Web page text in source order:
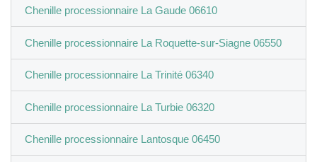
Chenille processionnaire La Gaude 06610
Chenille processionnaire La Roquette-sur-Siagne 06550
Chenille processionnaire La Trinité 06340
Chenille processionnaire La Turbie 06320
Chenille processionnaire Lantosque 06450